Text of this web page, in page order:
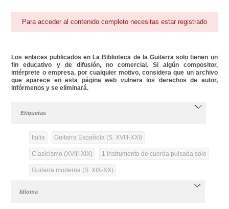
Para acceder al contenido completo necesitas estar registrado
Los enlaces publicados en La Biblioteca de la Guitarra solo tienen un
fin educativo y de difusión, no comercial. Si algún compositor,
intérprete o empresa, por cualquier motivo, considera que un archivo
que aparece en esta página web vulnera los derechos de autor,
infórmenos y se eliminará.
Etiquetas
Italia Guitarra Española (S. XVIII-XXI)
Clasicismo (XVIII-XIX) 1 instrumento de cuerda pulsada solo
Guitarra moderna (S. XIX-XX)
Idioma